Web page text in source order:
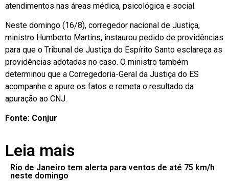
atendimentos nas áreas médica, psicológica e social.
Neste domingo (16/8), corregedor nacional de Justiça,
ministro Humberto Martins, instaurou pedido de providências
para que o Tribunal de Justiça do Espírito Santo esclareça as
providências adotadas no caso. O ministro também
determinou que a Corregedoria-Geral da Justiça do ES
acompanhe e apure os fatos e remeta o resultado da
apuração ao CNJ.
Fonte: Conjur
Leia mais
Rio de Janeiro tem alerta para ventos de até 75 km/h
neste domingo